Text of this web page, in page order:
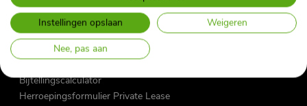
My Fleet Manager
My Mobility App
Bijtellingscalculator
Herroepingsformulier Private Lease
Instellingen opslaan
Weigeren
Nee, pas aan